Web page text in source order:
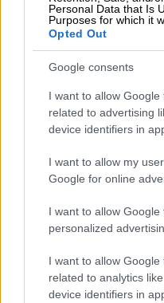
Personal Data that Is
Purposes for which it
Opted Out
Google consents
I want to allow
related to advertising
device identifiers in
I want to allow my
Google for online
I want to allow Google
personalized
I want to allow
related to analytics
device identifiers in
θύματα έπαθαν
αναθυμιάσεις.
φωτιάς
Ρωσία
Σοβιετική Ένωση
Κρίση της Κούβας